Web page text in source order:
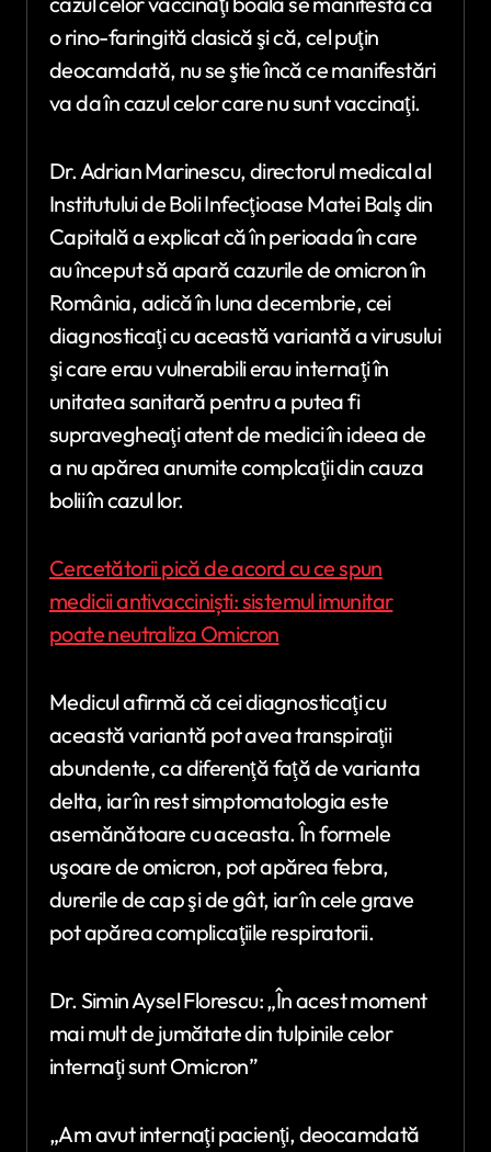
o rino-faringită clasică şi că, cel puţin
deocamdată, nu se ştie încă ce manifestări
va da în cazul celor care nu sunt vaccinaţi.
Dr. Adrian Marinescu, directorul medical al
Institutului de Boli Infecţioase Matei Balş din
Capitală a explicat că în perioada în care
au început să apară cazurile de omicron în
România, adică în luna decembrie, cei
diagnosticaţi cu această variantă a virusului
şi care erau vulnerabili erau internaţi în
unitatea sanitară pentru a putea fi
supravegheaţi atent de medici în ideea de
a nu apărea anumite complcaţii din cauza
bolii în cazul lor.
Cercetătorii pică de acord cu ce spun
medicii antivacciniști: sistemul imunitar
poate neutraliza Omicron
Medicul afirmă că cei diagnosticaţi cu
această variantă pot avea transpiraţii
abundente, ca diferenţă faţă de varianta
delta, iar în rest simptomatologia este
asemănătoare cu aceasta. În formele
uşoare de omicron, pot apărea febra,
durerile de cap şi de gât, iar în cele grave
pot apărea complicaţiile respiratorii.
Dr. Simin Aysel Florescu: „În acest moment
mai mult de jumătate din tulpinile celor
internaţi sunt Omicron”
„Am avut internaţi pacienţi, deocamdată